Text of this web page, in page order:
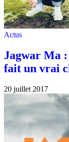
Actus
Jagwar Ma :
fait un vrai
20 juillet 2017